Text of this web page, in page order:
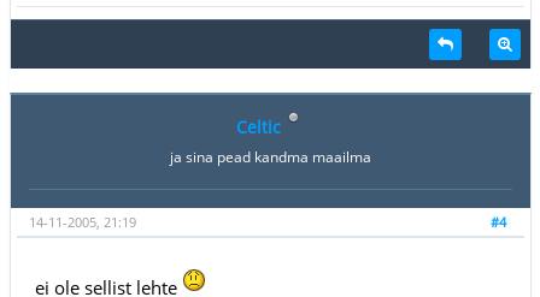
Celtic
ja sina pead kandma maailma
#4
14-11-2005, 21:19
ei ole sellist lehte